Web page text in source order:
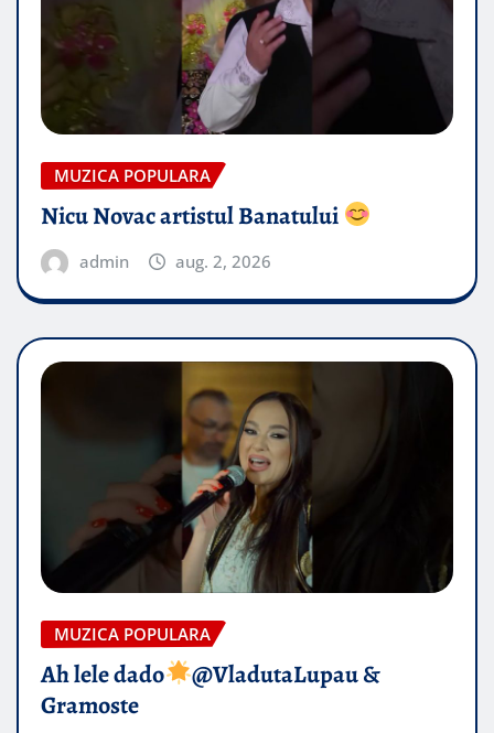
MUZICA POPULARA
Nicu Novac artistul Banatului
admin aug. 2, 2026
MUZICA POPULARA
Ah lele dado​
@VladutaLupau &
Gramoste